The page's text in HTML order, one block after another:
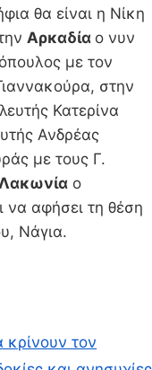
θα είναι η Νίκη
Αρκαδία ο νυν
με τον
στην
Κατερίνα
Ανδρέας
με τους Γ.
Λακωνία ο
να αφήσει τη θέση
Νάγια.
τον